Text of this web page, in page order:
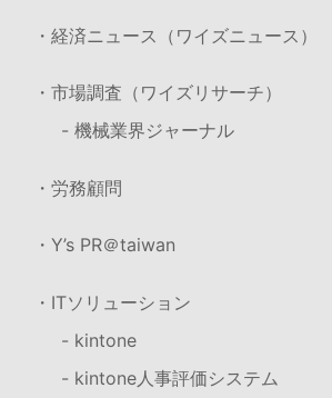
・経済ニュース（ワイズニュース）
・市場調査（ワイズリサーチ）
- 機械業界ジャーナル
・労務顧問
・Y’s PR＠taiwan
・ITソリューション
- kintone
- kintone人事評価システム